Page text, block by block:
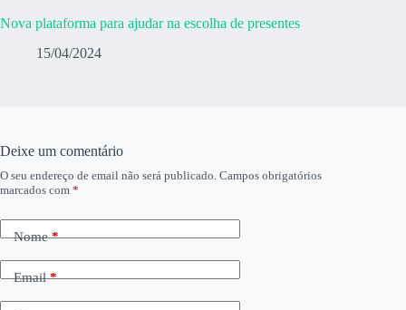
Nova plataforma para ajudar na escolha de presentes
15/04/2024
Deixe um comentário
O seu endereço de email não será publicado. Campos obrigatórios
marcados com *
Nome*
Email*